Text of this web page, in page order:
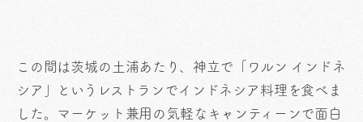
この間は茨城の土浦あたり、神立で「ワルン インドネ
シア」というレストランでインドネシア料理を食べま
した。マーケット兼用の気軽なキャンティーンで面白